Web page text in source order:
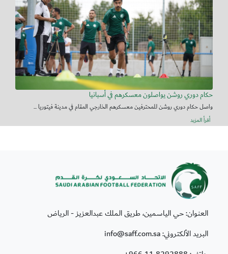
حكام دوري روشن يواصلون معسكرهم في أسبانيا
واصل حكام دوري روشن للمحترفين معسكرهم الخارجي المقام في مدينة فيتوريا ...
أقرأ المزيد
العنوان: حي الياسمين، طريق الملك عبدالعزيز - الرياض
البريد الألكتروني: info@saff.com.sa